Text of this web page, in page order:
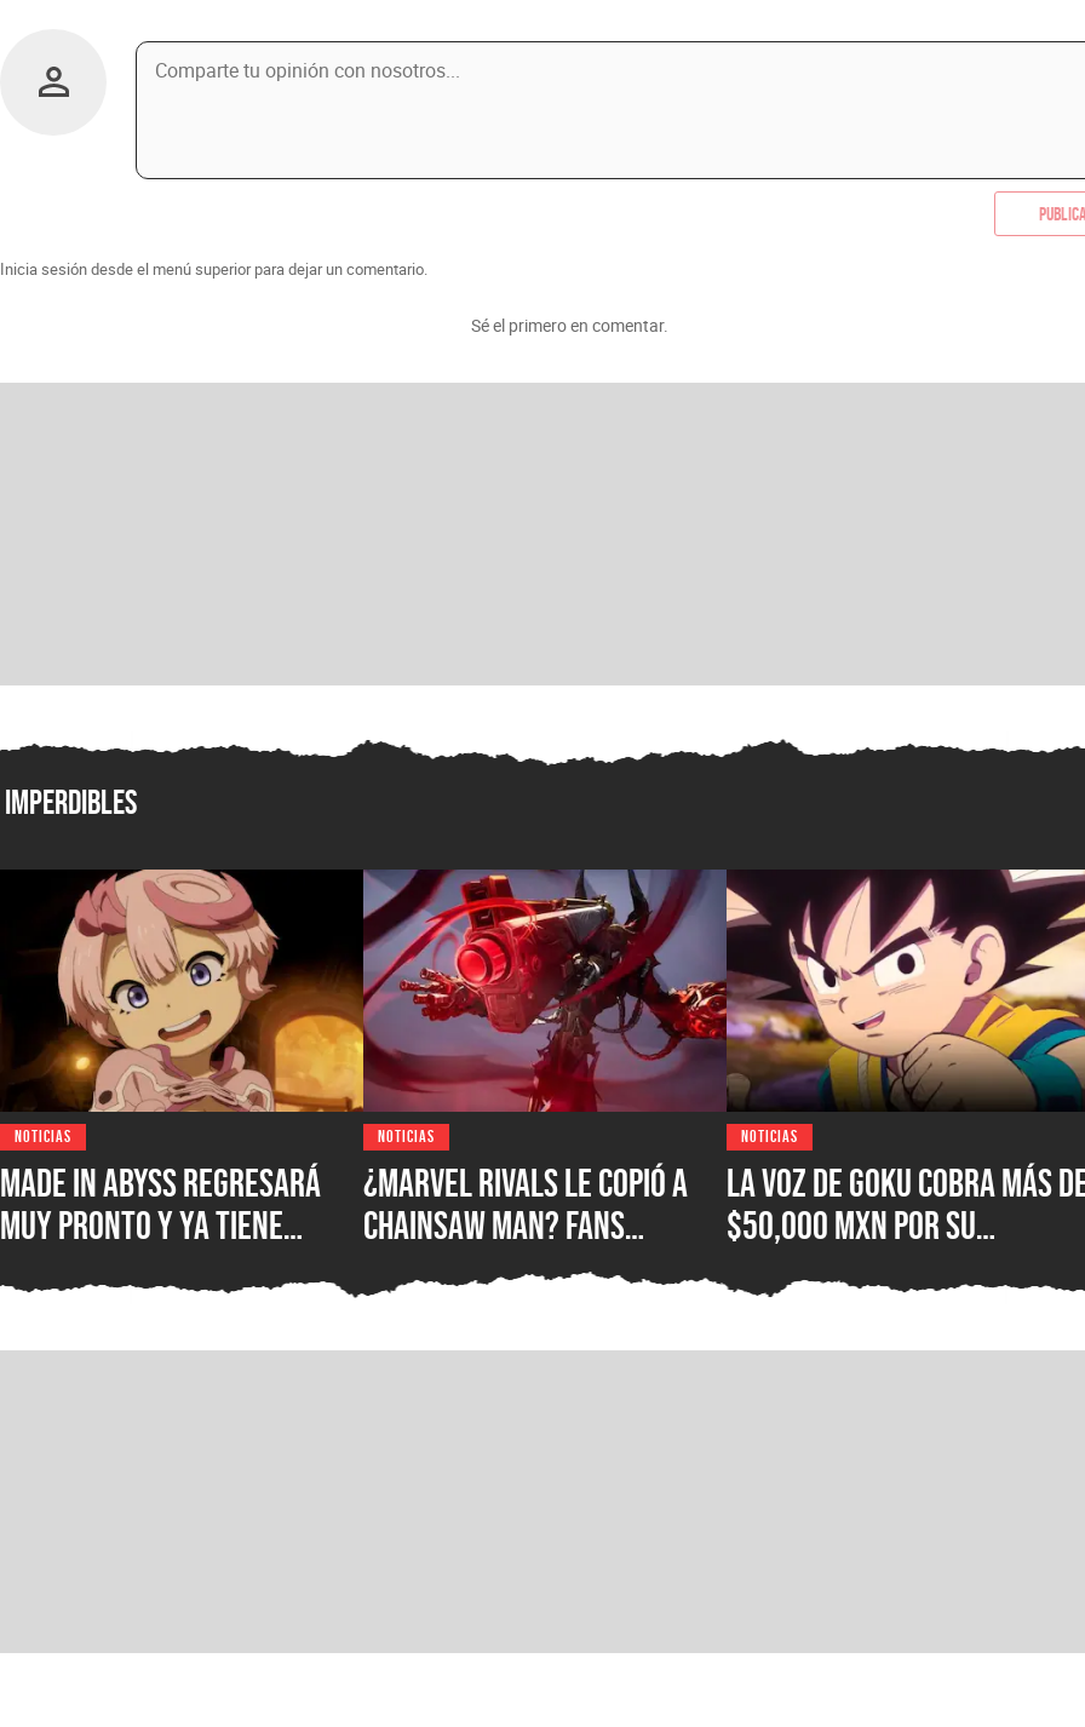
Inicia sesión desde el menú superior para dejar un comentario.
Sé el primero en comentar.
Imperdibles
NOTICIAS
Made in Abyss regresará
muy pronto y ya tiene
los cines de japoneses en
NOTICIAS
¿Marvel Rivals le copió a
Chainsaw Man? Fans
comparan a The Hood con el
Demonio Pistola
NOTICIAS
La voz de Goku cobra más
$50,000 MXN por su
consideran que es un
excesivo